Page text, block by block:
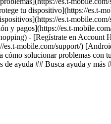
tu dispositivo](https://es.t-
es.t-
y pagos](https://es.t-
- [Regístrate en
mobile.com/support/)
solucionar problemas
ayuda ## Busca ayuda y